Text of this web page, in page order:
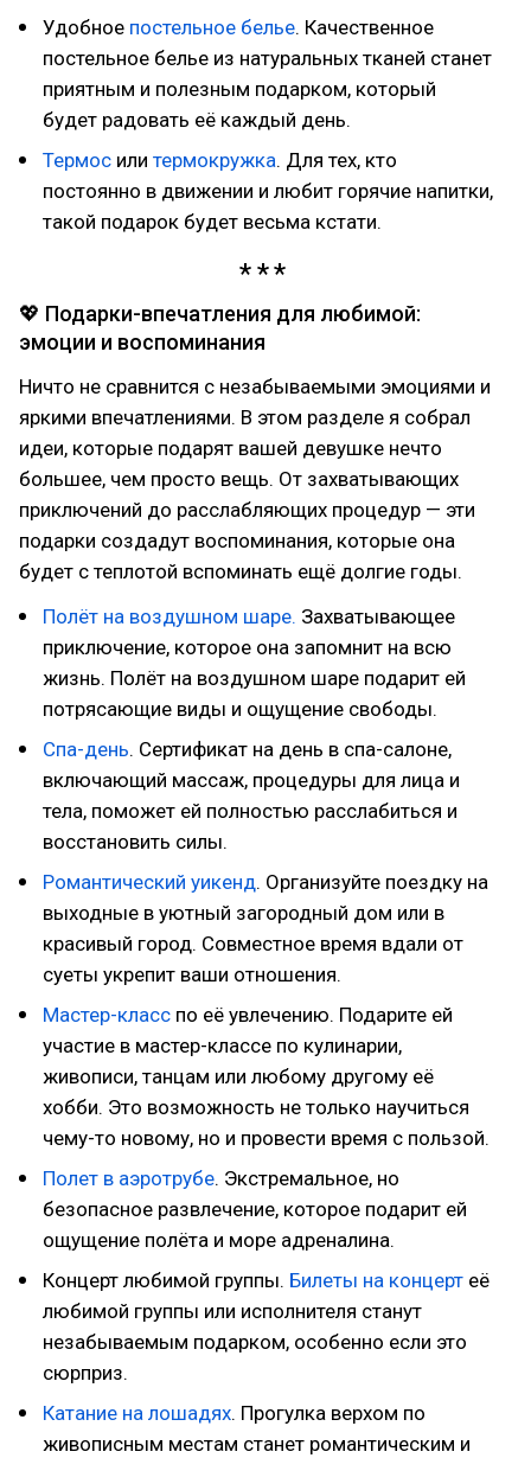
Удобное постельное белье. Качественное
постельное белье из натуральных тканей станет
приятным и полезным подарком, который
будет радовать её каждый день.
Термос или термокружка. Для тех, кто
постоянно в движении и любит горячие напитки,
такой подарок будет весьма кстати.
💖 Подарки-впечатления для любимой:
эмоции и воспоминания
Ничто не сравнится с незабываемыми эмоциями и
яркими впечатлениями. В этом разделе я собрал
идеи, которые подарят вашей девушке нечто
большее, чем просто вещь. От захватывающих
приключений до расслабляющих процедур — эти
подарки создадут воспоминания, которые она
будет с теплотой вспоминать ещё долгие годы.
Полёт на воздушном шаре. Захватывающее
приключение, которое она запомнит на всю
жизнь. Полёт на воздушном шаре подарит ей
потрясающие виды и ощущение свободы.
Спа-день. Сертификат на день в спа-салоне,
включающий массаж, процедуры для лица и
тела, поможет ей полностью расслабиться и
восстановить силы.
Романтический уикенд. Организуйте поездку на
выходные в уютный загородный дом или в
красивый город. Совместное время вдали от
суеты укрепит ваши отношения.
Мастер-класс по её увлечению. Подарите ей
участие в мастер-классе по кулинарии,
живописи, танцам или любому другому её
хобби. Это возможность не только научиться
чему-то новому, но и провести время с пользой.
Полет в аэротрубе. Экстремальное, но
безопасное развлечение, которое подарит ей
ощущение полёта и море адреналина.
Концерт любимой группы. Билеты на концерт её
любимой группы или исполнителя станут
незабываемым подарком, особенно если это
сюрприз.
Катание на лошадях. Прогулка верхом по
живописным местам станет романтическим и